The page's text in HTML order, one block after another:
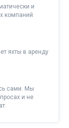
и
компаний
яхты в аренду
сами. Мы
и не